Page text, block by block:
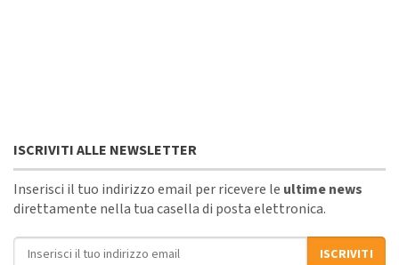
ISCRIVITI ALLE NEWSLETTER
Inserisci il tuo indirizzo email per ricevere le ultime news
direttamente nella tua casella di posta elettronica.
Indirizzo email
ISCRIVITI